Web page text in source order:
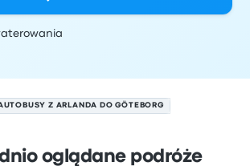
Z ARLANDA DO GÖTEBORG
oglądane podróże